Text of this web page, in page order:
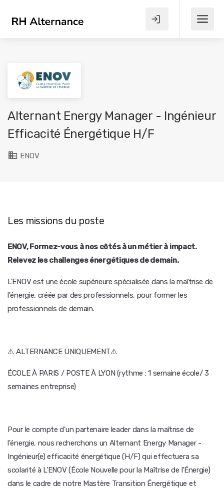
Alternant Energy Manager - Ingénieur
Efficacité Énergétique H/F
ENOV
Les missions du poste
ENOV, Formez-vous à nos côtés à un métier à impact.
Relevez les challenges énergétiques de demain.
L'ENOV est une école supérieure spécialisée dans la maîtrise de
l'énergie, créée par des professionnels, pour former les
professionnels de demain.
⚠️ ALTERNANCE UNIQUEMENT⚠️
ÉCOLE À PARIS / POSTE À LYON (rythme : 1 semaine école/ 3
semaines entreprise)
Pour le compte d'un partenaire leader dans la maîtrise de
l'énergie, nous recherchons un Alternant Energy Manager -
Ingénieur(e) efficacité énergétique (H/F) qui effectuera sa
scolarité à L'ENOV (École Nouvelle pour la Maîtrise de l'Énergie)
dans le cadre de notre Mastère Transition Énergétique et